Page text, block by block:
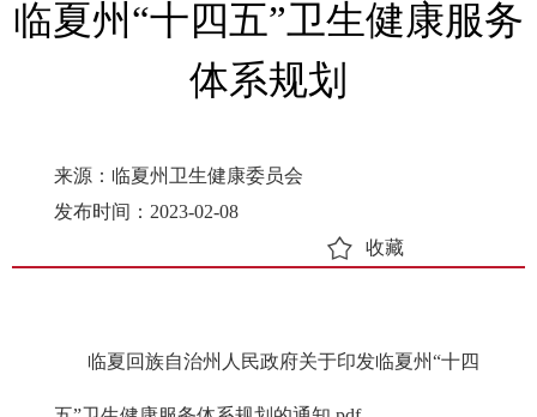
临夏州“十四五”卫生健康服务
体系规划
来源：临夏州卫生健康委员会
发布时间：2023-02-08
收藏
临夏回族自治州人民政府关于印发临夏州“十四